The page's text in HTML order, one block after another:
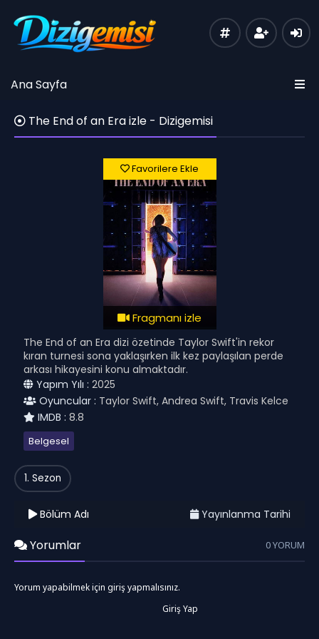
Ana Sayfa
The End of an Era izle - Dizigemisi
Favorilere Ekle
Fragmanı izle
The End of an Era dizi özetinde Taylor Swift'in rekor
kıran turnesi sona yaklaşırken ilk kez paylaşılan perde
arkası hikayesini konu almaktadır.
Yapım Yılı : 2025
Oyuncular : Taylor Swift, Andrea Swift, Travis Kelce
IMDB : 8.8
Belgesel
1. Sezon
Bölüm Adı Yayınlanma Tarihi
Yorumlar 0 YORUM
Yorum yapabilmek için giriş yapmalısınız.
Giriş Yap